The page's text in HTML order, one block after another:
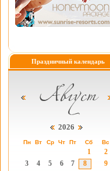
Праздничный календарь
2026
Пн Вт Ср Чт Пт Сб Вс
1
2
3
4 5 6 7 8
9